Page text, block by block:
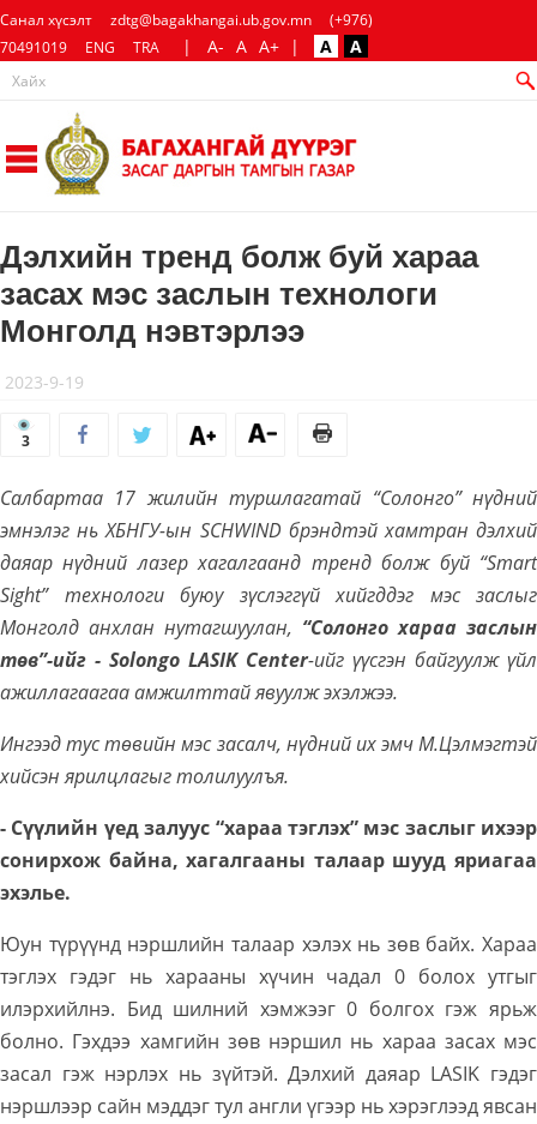
Санал хүсэлт zdtg@bagakhangai.ub.gov.mn
(+976)
70491019
ENG TRA | A- A A+ | A A
Дэлхийн тренд болж буй хараа
засах мэс заслын технологи
Монголд нэвтэрлээ
2023-9-19
3
Салбартаа 17 жилийн туршлагатай “Солонго” нүдний
эмнэлэг нь ХБНГУ-ын SCHWIND брэндтэй хамтран дэлхий
даяар нүдний лазер хагалгаанд тренд болж буй “Smart
Sight” технологи буюу зүслэггүй хийгддэг мэс заслыг
Монголд анхлан нутагшуулан, “Солонго хараа заслын
төв”-ийг - Solongo LASIK Center-ийг үүсгэн байгуулж үйл
ажиллагаагаа амжилттай явуулж эхэлжээ.
Ингээд тус төвийн мэс засалч, нүдний их эмч М.Цэлмэгтэй
хийсэн ярилцлагыг толилуулъя.
- Сүүлийн үед залуус “хараа тэглэх” мэс заслыг ихээр
сонирхож байна, хагалгааны талаар шууд яриагаа
эхэлье.
Юун түрүүнд нэршлийн талаар хэлэх нь зөв байх. Хараа
тэглэх гэдэг нь харааны хүчин чадал 0 болох утгыг
илэрхийлнэ. Бид шилний хэмжээг 0 болгох гэж ярьж
болно. Гэхдээ хамгийн зөв нэршил нь хараа засах мэс
засал гэж нэрлэх нь зүйтэй. Дэлхий даяар LASIK гэдэг
нэршлээр сайн мэддэг тул англи үгээр нь хэрэглээд явсан